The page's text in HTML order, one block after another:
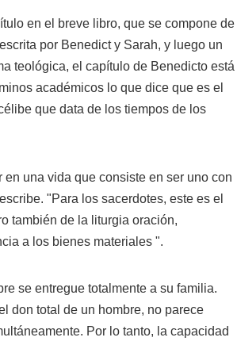
en el breve libro, que se compone de
por Benedict y Sarah, y luego un
teológica, el capítulo de Benedicto está
académicos lo que dice que es el
que data de los tiempos de los
una vida que consiste en ser uno con
"Para los sacerdotes, este es el
también de la liturgia oración,
a los bienes materiales ".
se entregue totalmente a su familia.
don total de un hombre, no parece
Por lo tanto, la capacidad